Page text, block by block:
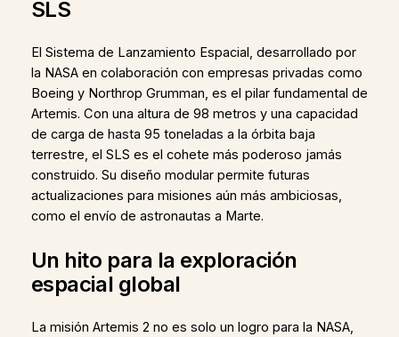
SLS
El Sistema de Lanzamiento Espacial, desarrollado por
la NASA en colaboración con empresas privadas como
Boeing y Northrop Grumman, es el pilar fundamental de
Artemis. Con una altura de 98 metros y una capacidad
de carga de hasta 95 toneladas a la órbita baja
terrestre, el SLS es el cohete más poderoso jamás
construido. Su diseño modular permite futuras
actualizaciones para misiones aún más ambiciosas,
como el envío de astronautas a Marte.
Un hito para la exploración
espacial global
La misión Artemis 2 no es solo un logro para la NASA,